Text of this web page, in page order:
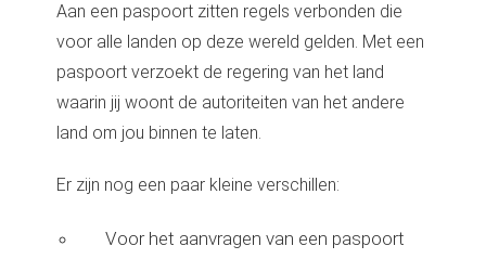
Aan een paspoort zitten regels verbonden die
voor alle landen op deze wereld gelden. Met een
paspoort verzoekt de regering van het land
waarin jij woont de autoriteiten van het andere
land om jou binnen te laten.
Er zijn nog een paar kleine verschillen:
Voor het aanvragen van een paspoort